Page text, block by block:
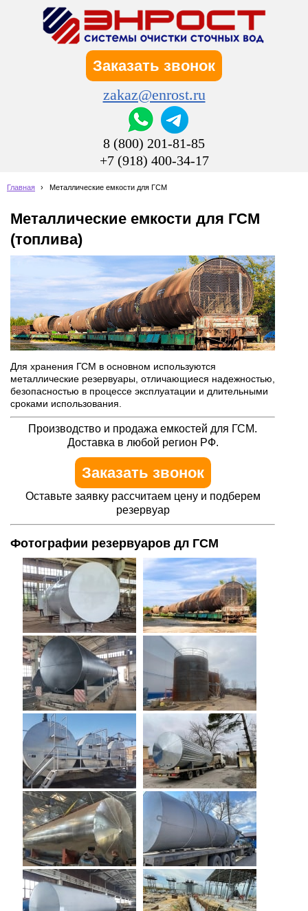
Заказать звонок
zakaz@enrost.ru
8 (800) 201-81-85
+7 (918) 400-34-17
Главная › Металлические емкости для ГСМ
Металлические емкости для ГСМ
(топлива)
Для хранения ГСМ в основном используются
металлические резервуары, отличающиеся надежностью,
безопасностью в процессе эксплуатации и длительными
сроками использования.
Производство и продажа емкостей для ГСМ.
Доставка в любой регион РФ.
Заказать звонок
Оставьте заявку рассчитаем цену и подберем
резервуар
Фотографии резервуаров дл ГСМ